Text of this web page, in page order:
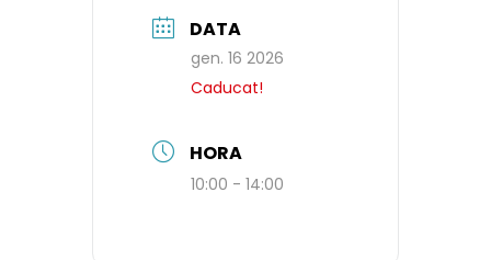
DATA
gen. 16 2026
Caducat!
HORA
10:00 - 14:00